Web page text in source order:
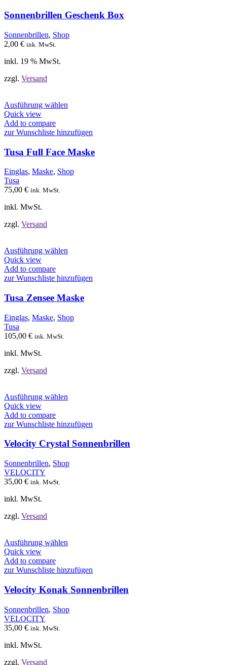
Sonnenbrillen Geschenk Box
Sonnenbrillen, Shop
2,00 € ink. MwSt.
inkl. 19 % MwSt.
zzgl. Versand
Ausführung wählen
mehrere
auf.
Die
Optionen
können
Quick view
Add to compare
zur Wunschliste hinzufügen
Tusa Full Face Maske
Einglas, Maske, Shop
Tusa
75,00 € ink. MwSt.
inkl. MwSt.
zzgl. Versand
Ausführung wählen
mehrere
auf.
Die
können
Quick view
Add to compare
zur Wunschliste hinzufügen
Tusa Zensee Maske
Einglas, Maske, Shop
Tusa
105,00 € ink. MwSt.
inkl. MwSt.
zzgl. Versand
Ausführung wählen
mehrere
auf.
Optionen
können
Quick view
Add to compare
zur Wunschliste hinzufügen
Velocity Crystal Sonnenbrillen
Sonnenbrillen, Shop
VELOCITY
35,00 € ink. MwSt.
inkl. MwSt.
zzgl. Versand
Ausführung wählen
mehrere
auf.
Die
können
Quick view
Add to compare
zur Wunschliste hinzufügen
Velocity Konak Sonnenbrillen
Sonnenbrillen, Shop
VELOCITY
35,00 € ink. MwSt.
inkl. MwSt.
zzgl. Versand